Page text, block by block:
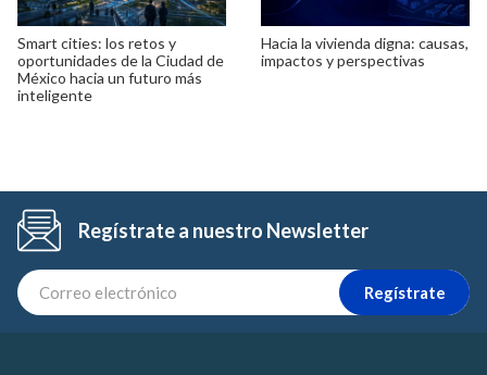
Smart cities: los retos y
oportunidades de la Ciudad de
México hacia un futuro más
inteligente
Hacia la vivienda digna: causas,
impactos y perspectivas
Regístrate a nuestro Newsletter
Regístrate